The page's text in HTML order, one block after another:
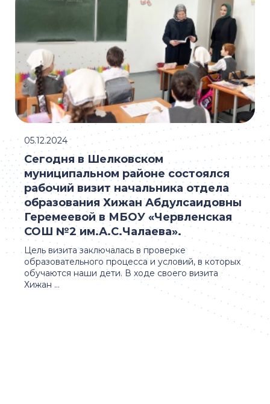
Цель визита заключалась в проверке
образовательного процесса и условий, в которых
обучаются наши дети. В ходе своего визита
Хижан ...
Сегодня в Шелковском
муниципальном районе состоялся
рабочий визит начальника отдела
образования Хижан Абдулсаидовны
Геремеевой в МБОУ «Червленская
СОШ №2 им.А.С.Чалаева».
05.12.2024